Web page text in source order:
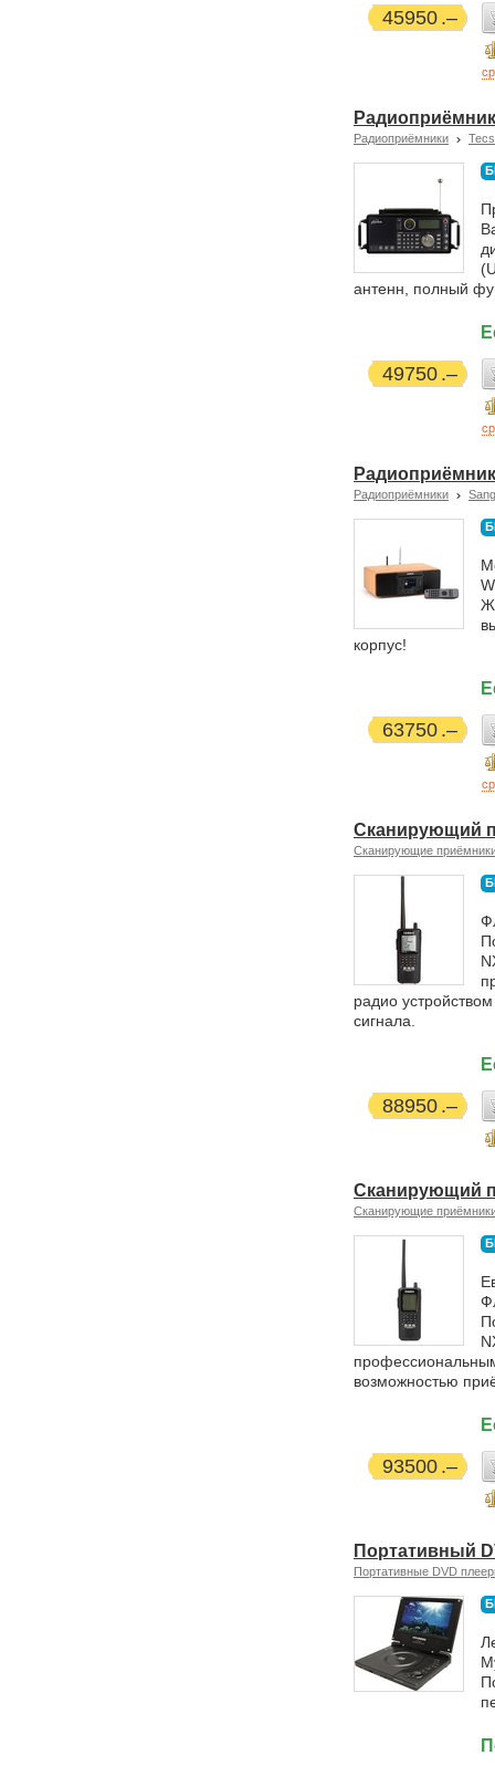
45950
Радиоприёмники
антенн, полный
49750
Радиоприёмники
корпус!
63750
Сканирующий
Сканирующие
радио
сигнала.
88950
Сканирующий
Сканирующие
возможностью
93500
Портативный
Портативные DVD